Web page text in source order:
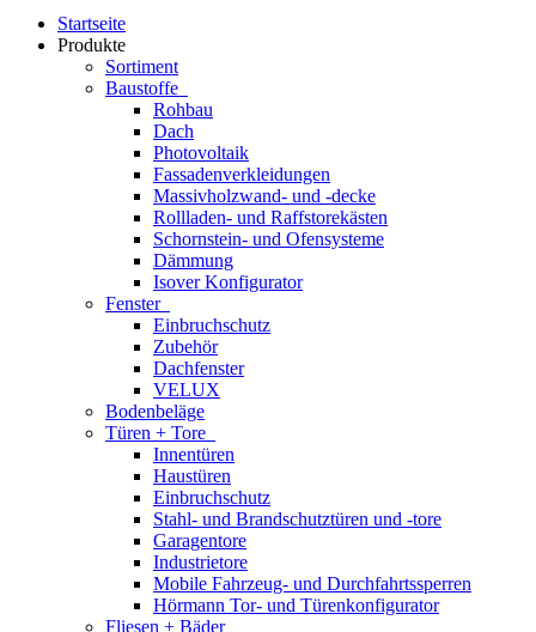
Startseite
Produkte
Sortiment
Baustoffe
Rohbau
Dach
Photovoltaik
Fassadenverkleidungen
Massivholzwand- und -decke
Rollladen- und Raffstorekästen
Schornstein- und Ofensysteme
Dämmung
Isover Konfigurator
Fenster
Einbruchschutz
Zubehör
Dachfenster
VELUX
Bodenbeläge
Türen + Tore
Innentüren
Haustüren
Einbruchschutz
Stahl- und Brandschutztüren und -tore
Garagentore
Industrietore
Mobile Fahrzeug- und Durchfahrtssperren
Hörmann Tor- und Türenkonfigurator
Fliesen + Bäder